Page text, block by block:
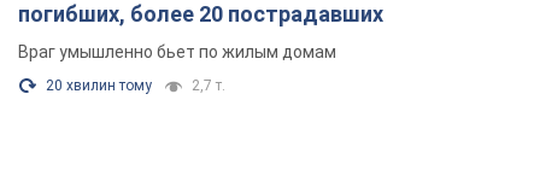
погибших, более 20 пострадавших
Враг умышленно бьет по жилым домам
20 хвилин тому 2,7 т.